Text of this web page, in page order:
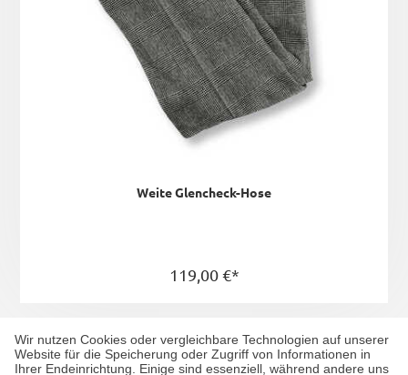
Wir nutzen Cookies oder vergleichbare Technologien auf unserer
Website für die Speicherung oder Zugriff von Informationen in
Ihrer Endeinrichtung. Einige sind essenziell, während andere uns
Weite Glencheck-Hose
119,00 €*